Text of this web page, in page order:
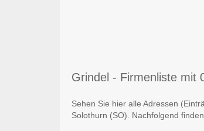
Grindel - Firmenliste mit
Sehen Sie hier alle Adressen
Solothurn (SO). Nachfolgend